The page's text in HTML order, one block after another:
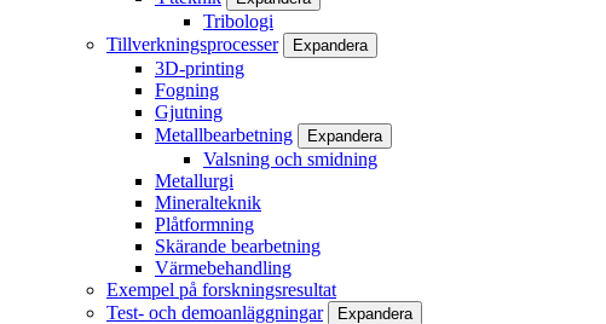
Tribologi
Tillverkningsprocesser
Expandera
3D-printing
Fogning
Gjutning
Metallbearbetning
Expandera
Valsning och smidning
Metallurgi
Mineralteknik
Plåtformning
Skärande bearbetning
Värmebehandling
Exempel på forskningsresultat
Test- och demoanläggningar
Expandera